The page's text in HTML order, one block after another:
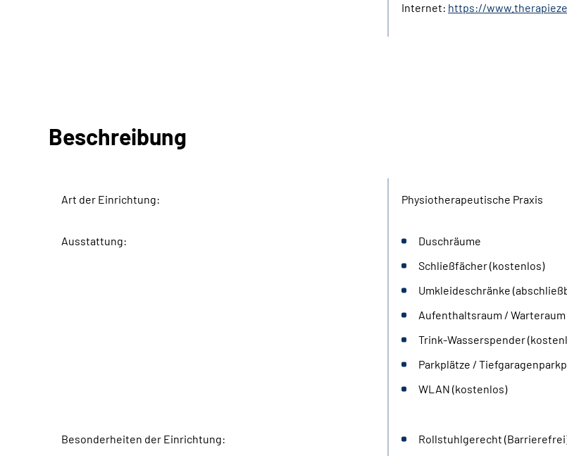
Internet: https://
Beschreibung
Art der Einrichtung: Physiotherapeutische Praxis
Ausstattung:
Duschräume
Schließfächer (kostenlos)
Umkleideschränke
Aufenthaltsraum / Warteraum
Trink-Wasserspender
Parkplätze /
WLAN (kostenlos)
Besonderheiten der Einrichtung:
Rollstuhlgerecht